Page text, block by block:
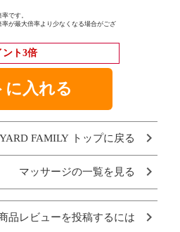
です。
が最大倍率より少なくなる場合がござ
ト3倍
に入れる
FAMILY トップに戻る
マッサージの一覧を見る
品レビューを投稿するには